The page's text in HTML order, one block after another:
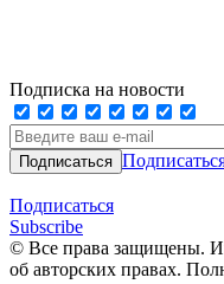
Подписка на новости
Подписаться
Subscribe
© Все права защищены.
об авторских правах.